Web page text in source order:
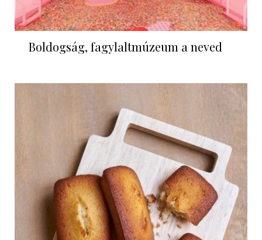
Boldogság, fagylaltmúzeum a neved